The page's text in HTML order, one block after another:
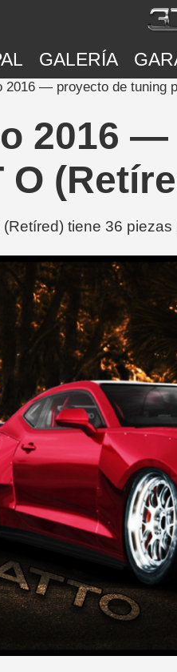
GALERÍA
2016 — proyecto de tuning
2016
O
tiene 36